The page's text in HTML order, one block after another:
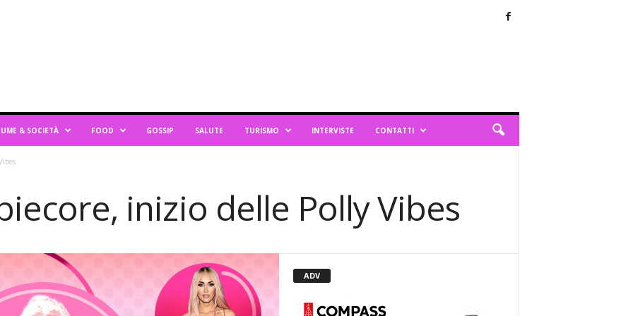
& SOCIETÀ FOOD GOSSIP SALUTE TURISMO INTERVISTE CONTATTI
inizio delle Polly Vibes
ADV